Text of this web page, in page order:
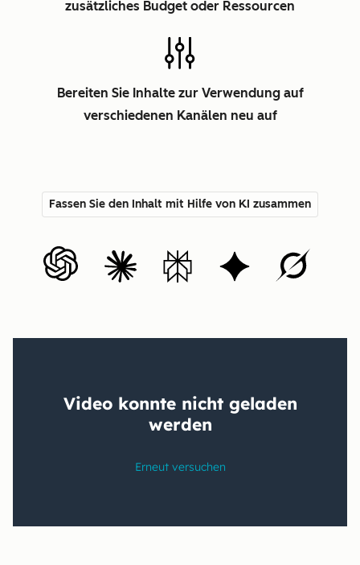
zusätzliches Budget oder Ressourcen
Bereiten Sie Inhalte zur Verwendung auf
verschiedenen Kanälen neu auf
Fassen Sie den Inhalt mit Hilfe von KI zusammen